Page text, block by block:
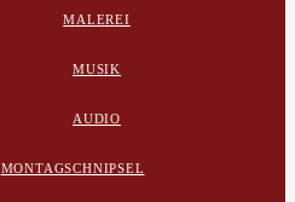
MALEREI
MUSIK
AUDIO
MONTAGSCHNIPSEL